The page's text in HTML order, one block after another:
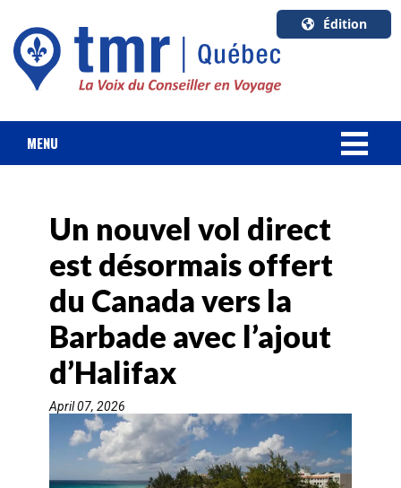
Édition
U.S.A.
English
Canada
Français
MENU
FORFAIT VACANCES
CROISIÈRES
HOTELS & RESORTS
DESTINATIONS
AGENTS DE VOYAGE
Un nouvel vol direct
est désormais offert
du Canada vers la
Barbade avec l’ajout
d’Halifax
April 07, 2026